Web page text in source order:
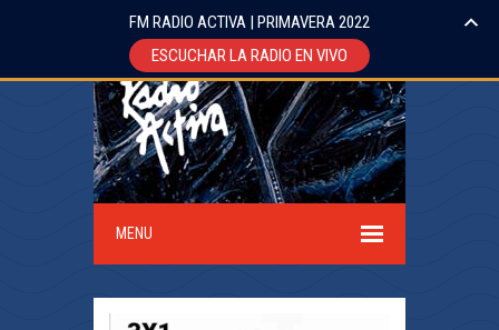
MENU
FM RADIO ACTIVA | PRIMAVERA 2022
ESCUCHAR LA RADIO EN VIVO